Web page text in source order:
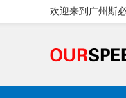
欢迎来到广州斯